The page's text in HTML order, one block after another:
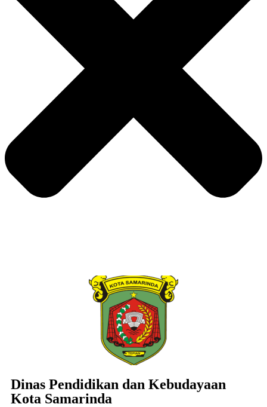
Dinas Pendidikan dan Kebudayaan
Kota Samarinda